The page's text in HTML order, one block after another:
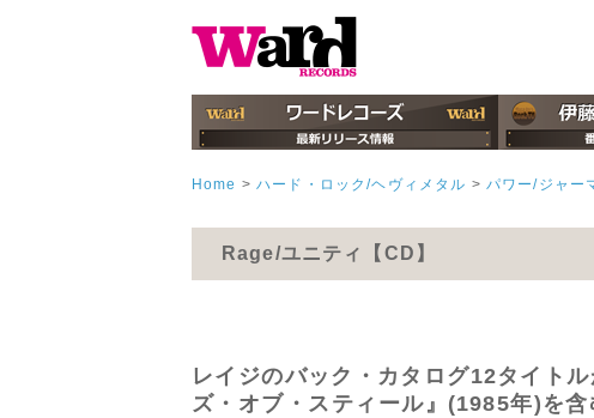
Home > ハード・ロック/ヘヴィメタル > パワー/ジャー
Rage/ユニティ【CD】
レイジのバック・カタログ12タイト
ズ・オブ・スティール』(1985年)を